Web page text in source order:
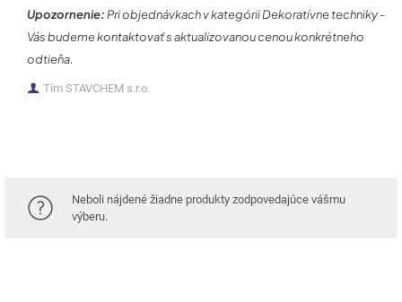
Upozornenie:Pri objednávkach v kategórii Dekoratívne techniky -
Vás budeme kontaktovať s aktualizovanou cenou konkrétneho
odtieňa.
Tím STAVCHEM s.r.o.
Neboli nájdené žiadne produkty zodpovedajúce vášmu
výberu.